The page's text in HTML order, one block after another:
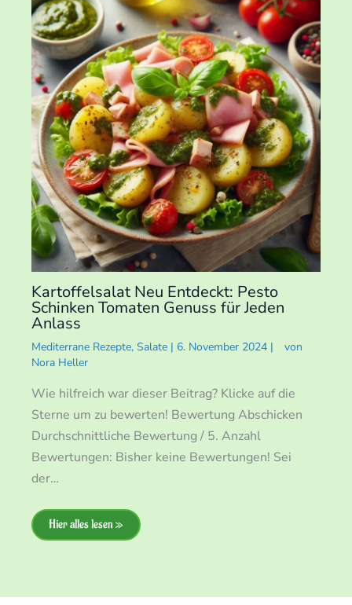
Kartoffelsalat Neu Entdeckt: Pesto
Schinken Tomaten Genuss für Jeden
Anlass
Mediterrane Rezepte, Salate | 6. November 2024 |
von
Nora Heller
Wie hilfreich war dieser Beitrag? Klicke auf die
Sterne um zu bewerten! Bewertung Abschicken
Durchschnittliche Bewertung / 5. Anzahl
Bewertungen: Bisher keine Bewertungen! Sei
der…
Hier alles lesen »